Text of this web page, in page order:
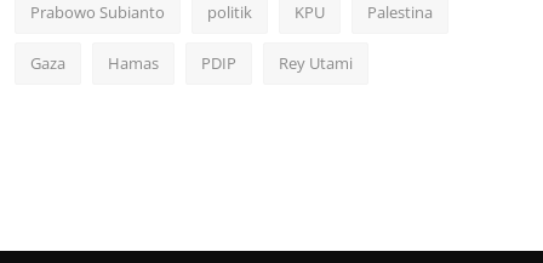
Prabowo Subianto politik KPU Palestina
Gaza Hamas PDIP Rey Utami